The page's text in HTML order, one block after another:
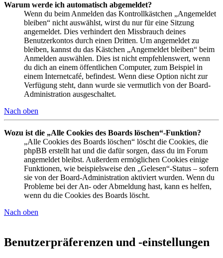
Warum werde ich automatisch abgemeldet?
Wenn du beim Anmelden das Kontrollkästchen „Angemeldet
bleiben“ nicht auswählst, wirst du nur für eine Sitzung
angemeldet. Dies verhindert den Missbrauch deines
Benutzerkontos durch einen Dritten. Um angemeldet zu
bleiben, kannst du das Kästchen „Angemeldet bleiben“ beim
Anmelden auswählen. Dies ist nicht empfehlenswert, wenn
du dich an einem öffentlichen Computer, zum Beispiel in
einem Internetcafé, befindest. Wenn diese Option nicht zur
Verfügung steht, dann wurde sie vermutlich von der Board-
Administration ausgeschaltet.
Nach oben
Wozu ist die „Alle Cookies des Boards löschen“-Funktion?
„Alle Cookies des Boards löschen“ löscht die Cookies, die
phpBB erstellt hat und die dafür sorgen, dass du im Forum
angemeldet bleibst. Außerdem ermöglichen Cookies einige
Funktionen, wie beispielsweise den „Gelesen“-Status – sofern
sie von der Board-Administration aktiviert wurden. Wenn du
Probleme bei der An- oder Abmeldung hast, kann es helfen,
wenn du die Cookies des Boards löscht.
Nach oben
Benutzerpräferenzen und -einstellungen